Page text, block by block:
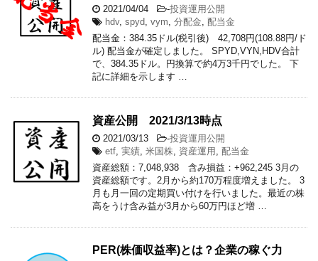
2021/04/04 -投資運用公開
hdv, spyd vym 分配金 配当金
配当金：384.35ドル(税引後) 42,708円(108.88円/ド
ル) 配当金が確定しました。 SPYD,VYN,HDV合計
で、384.35ドル。円換算で約4万3千円でした。 下
記に詳細を示します …
資産公開 2021/3/13時点
2021/03/13 -投資運用公開
etf 実績 米国株 資産運用 配当金
資産総額：7,048,938 含み損益：+962,245 3月の
資産総額です。2月から約170万程度増えました。 3
月も月一回の定期買い付けを行いました。最近の株
高をうけ含み益が3月から60万円ほど増 …
PER(株価収益率)とは？企業の稼ぐ力